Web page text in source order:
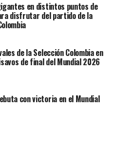
en distintos puntos de
disfrutar del partido de la
de la Selección Colombia en
de final del Mundial 2026
con victoria en el Mundial